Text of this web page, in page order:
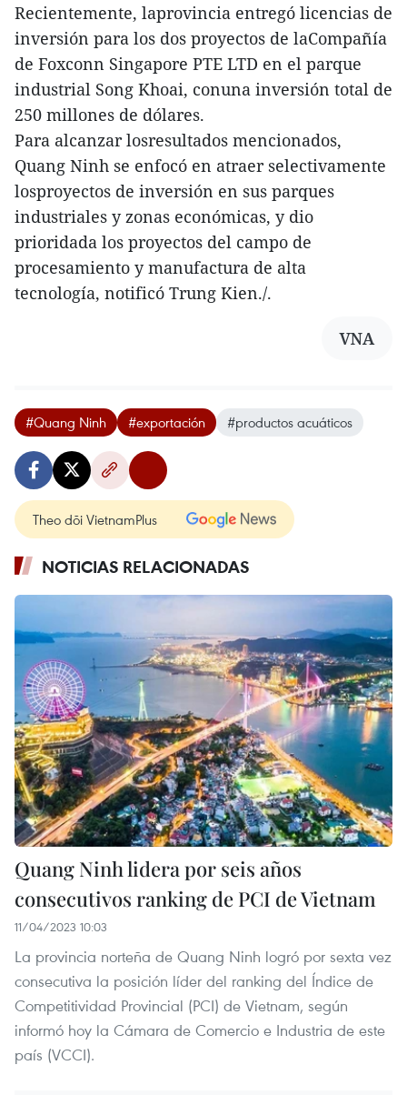
Recientemente, laprovincia entregó licencias de
inversión para los dos proyectos de laCompañía
de Foxconn Singapore PTE LTD en el parque
industrial Song Khoai, conuna inversión total de
250 millones de dólares.
Para alcanzar losresultados mencionados,
Quang Ninh se enfocó en atraer selectivamente
losproyectos de inversión en sus parques
industriales y zonas económicas, y dio
prioridada los proyectos del campo de
procesamiento y manufactura de alta
tecnología, notificó Trung Kien./.
VNA
#Quang Ninh #exportación #productos acuáticos
Theo dõi VietnamPlus
NOTICIAS RELACIONADAS
Quang Ninh lidera por seis años
consecutivos ranking de PCI de Vietnam
11/04/2023 10:03
La provincia norteña de Quang Ninh logró por sexta vez
consecutiva la posición líder del ranking del Índice de
Competitividad Provincial (PCI) de Vietnam, según
informó hoy la Cámara de Comercio e Industria de este
país (VCCI).